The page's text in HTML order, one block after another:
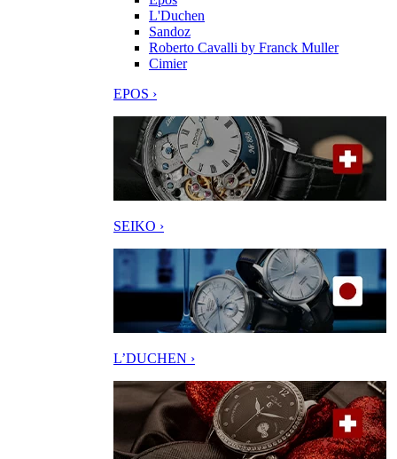
L'Duchen
Sandoz
Roberto Cavalli by Franck Muller
Cimier
EPOS ›
SEIKO ›
L’DUCHEN ›